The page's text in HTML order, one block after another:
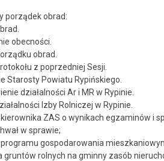
porządek obrad:
obecności.
obrad.
z poprzedniej Sesji.
Starosty Powiatu Rypińskiego.
działalności Ar i MR w Rypinie.
Izby Rolniczej w Rypinie.
ZAS o wynikach egzaminów i
w sprawie;
gospodarowania
gruntów rolnych na gminny zasób